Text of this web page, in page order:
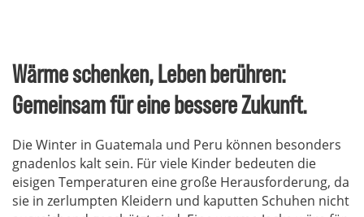
Wärme schenken, Leben berühren:
Gemeinsam für eine bessere Zukunft.
Die Winter in Guatemala und Peru können besonders
gnadenlos kalt sein. Für viele Kinder bedeuten die
eisigen Temperaturen eine große Herausforderung, da
sie in zerlumpten Kleidern und kaputten Schuhen nicht